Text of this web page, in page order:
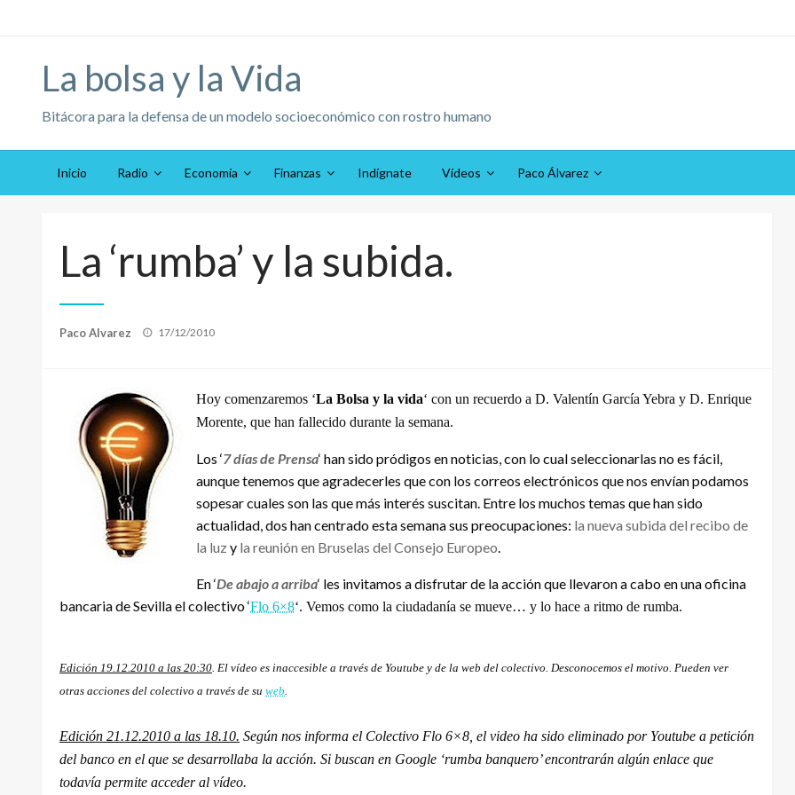
al
La bolsa y la Vida
Bitácora para la defensa de un modelo socioeconómico con rostro humano
Inicio Radio Economía Finanzas Indígnate Vídeos Paco Álvarez
La ‘rumba’ y la subida.
Paco Alvarez
Publicado
17/12/2010
Hoy comenzaremos ‘La Bolsa y la vida‘ con un recuerdo a D. Valentín García Yebra y D. Enrique
Morente, que han fallecido durante la semana.
Los ‘7 días de Prensa‘ han sido pródigos en noticias, con lo cual seleccionarlas no es fácil,
aunque tenemos que agradecerles que con los correos electrónicos que nos envían podamos
sopesar cuales son las que más interés suscitan. Entre los muchos temas que han sido
actualidad, dos han centrado esta semana sus preocupaciones: la nueva subida del recibo de
la luzy la reunión en Bruselas del Consejo Europeo.
En ‘De abajo a arriba‘ les invitamos a disfrutar de la acción que llevaron a cabo en una oficina
bancaria de Sevilla el colectivo ‘Flo 6×8‘. Vemos como la ciudadanía se mueve… y lo hace a ritmo de rumba.
Edición 19.12.2010 a las 20:30 . El vídeo es inaccesible a través de Youtube y de la web del colectivo. Desconocemos el motivo. Pueden ver
otras acciones del colectivo a través de su web
Edición 21.12.2010 a las 18.10. Según nos informa el Colectivo Flo 6×8, el video ha sido eliminado por Youtube a petición
del banco en el que se desarrollaba la acción. Si buscan en Google ‘rumba banquero’ encontrarán algún enlace que
todavía permite acceder al vídeo.